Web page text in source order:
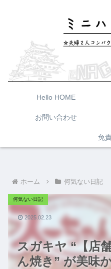
Hello HOME
お問い合わせ
免
ホーム 何気ない日記
スガキヤ “【店
ん焼き” が美味
何気ない日記
2025.02.23